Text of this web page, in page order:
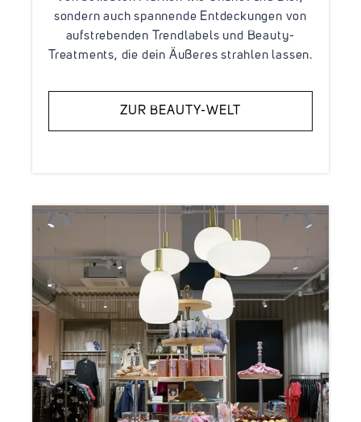
sondern auch spannende Entdeckungen von
aufstrebenden Trendlabels und Beauty-
Treatments, die dein Äußeres strahlen lassen.
ZUR BEAUTY-WELT